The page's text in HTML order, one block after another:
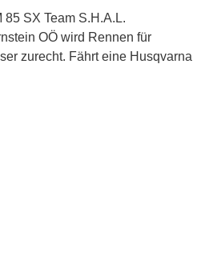
SX Team S.H.A.L.
OÖ wird Rennen für
zurecht. Fährt eine Husqvarna